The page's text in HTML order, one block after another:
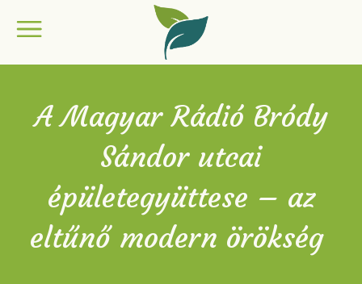
A Magyar Rádió Bródy
Sándor utcai
épületegyüttese – az
eltűnő modern örökség